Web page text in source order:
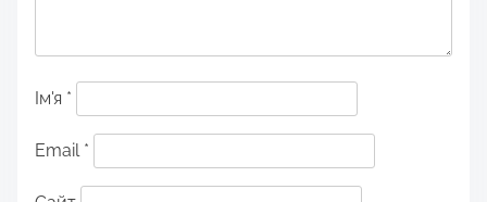
Ім'я *
Email *